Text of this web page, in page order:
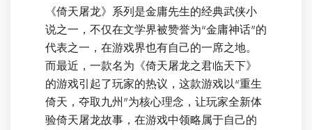
《倚天屠龙》系列是金庸先生的经典武侠小
说之一，不仅在文学界被赞誉为“金庸神话”的
代表之一，在游戏界也有自己的一席之地。
而最近，一款名为《倚天屠龙之君临天下》
的游戏引起了玩家的热议，这款游戏以“重生
倚天，夺取九州”为核心理念，让玩家全新体
验倚天屠龙故事，在游戏中领略属于自己的